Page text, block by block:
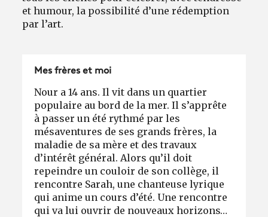
et humour, la possibilité d’une rédemption
par l’art.
Mes frères et moi
Nour a 14 ans. Il vit dans un quartier
populaire au bord de la mer. Il s’apprête
à passer un été rythmé par les
mésaventures de ses grands frères, la
maladie de sa mère et des travaux
d’intérêt général. Alors qu’il doit
repeindre un couloir de son collège, il
rencontre Sarah, une chanteuse lyrique
qui anime un cours d’été. Une rencontre
qui va lui ouvrir de nouveaux horizons…